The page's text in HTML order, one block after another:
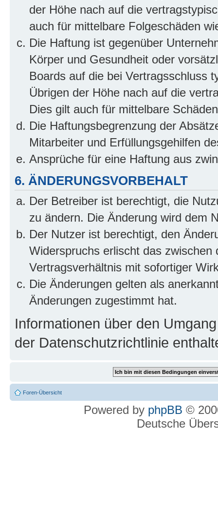
der Höhe nach auf die
auch für mittelbare Folgeschäden
Die Haftung ist gegenüber
Körper und Gesundheit oder
Boards auf die bei Vertragsschluss
Übrigen der Höhe nach auf die
Dies gilt auch für mittelbare
Die Haftungsbegrenzung der
Mitarbeiter und Erfüllungsgehilfen
Ansprüche für eine Haftung aus
6. ÄNDERUNGSVORBEHALT
Der Betreiber ist berechtigt, die
zu ändern. Die Änderung wird dem
Der Nutzer ist berechtigt, den
Widerspruchs erlischt das
Vertragsverhältnis mit sofortiger
Die Änderungen gelten als
Änderungen zugestimmt hat.
Informationen über den
der Datenschutzrichtlinie
Foren-Übersicht
Powered by phpBB ©
Deutsche